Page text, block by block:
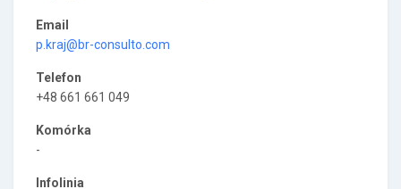
Email
p.kraj@br-consulto.com
Telefon
+48 661 661 049
Komórka
-
Infolinia